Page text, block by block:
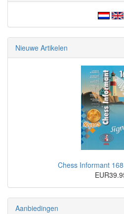
Nieuwe Artikelen
Chess Informant
Aanbiedingen